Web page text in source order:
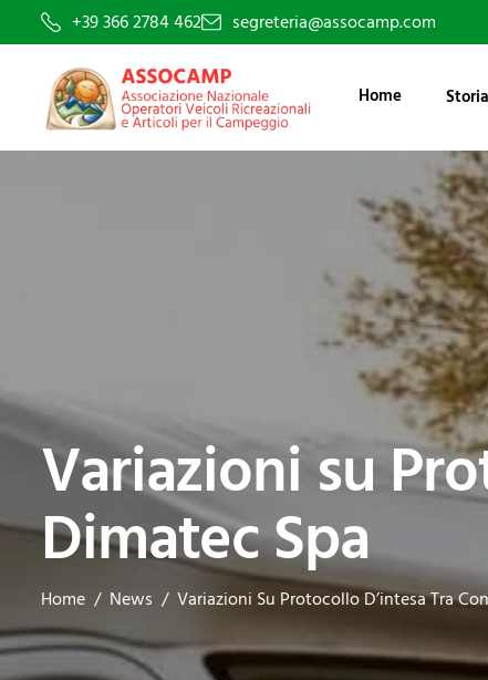
+39 366 2784 462 segreteria@assocamp.com
Home Storia
Variazioni su
Dimatec Spa
Home News Variazioni Su Protocollo D’intesa Tra